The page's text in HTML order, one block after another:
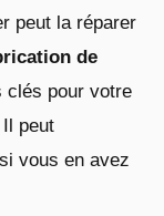
peut la réparer
de
clés pour votre
peut
vous en avez